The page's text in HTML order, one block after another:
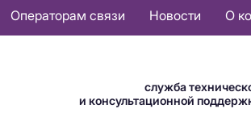
Операторам связи Новости О
служба
и консультационной